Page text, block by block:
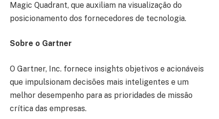
Magic Quadrant, que auxiliam na visualização do
posicionamento dos fornecedores de tecnologia.
Sobre o Gartner
O Gartner, Inc. fornece insights objetivos e acionáveis
que impulsionam decisões mais inteligentes e um
melhor desempenho para as prioridades de missão
crítica das empresas.